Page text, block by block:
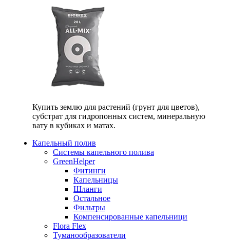
Купить землю для растений (грунт для цветов),
субстрат для гидропонных систем, минеральную
вату в кубиках и матах.
Капельный полив
Системы капельного полива
GreenHelper
Фитинги
Капельницы
Шланги
Остальное
Фильтры
Компенсированные капельници
Flora Flex
Туманообразователи